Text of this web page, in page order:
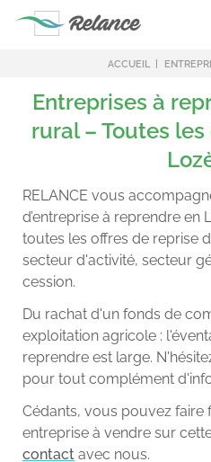
ACCUEIL
Entreprises à
rural – Toutes
RELANCE vous
d’entreprise à reprendre en
toutes les offres de reprise
secteur d'activité, secteur
cession.
Du rachat d'un fonds de
exploitation agricole :
reprendre est large.
pour tout complément
Cédants, vous pouvez
entreprise à vendre sur
contact avec nous.